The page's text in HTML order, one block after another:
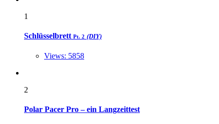
1
Schlüsselbrett Pt. 2 (DIY)
Views: 5858
2
Polar Pacer Pro – ein Langzeittest